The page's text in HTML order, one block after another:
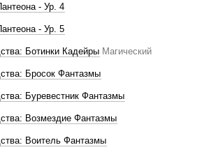
- Ур. 4
- Ур. 5
Ботинки Кадейры Магический
Бросок Фантазмы
Буревестник Фантазмы
Возмездие Фантазмы
Воитель Фантазмы